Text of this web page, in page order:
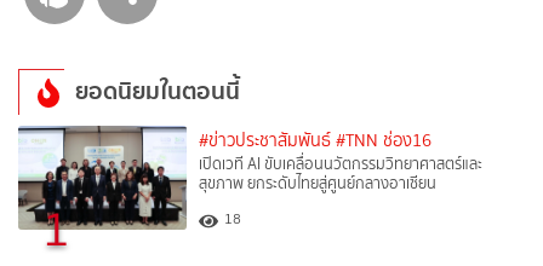
ยอดนิยมในตอนนี้
1
#ข่าวประชาสัมพันธ์ #TNN ช่อง16
เปิดเวที AI ขับเคลื่อนนวัตกรรมวิทยาศาสตร์และ
สุขภาพ ยกระดับไทยสู่ศูนย์กลางอาเซียน
18